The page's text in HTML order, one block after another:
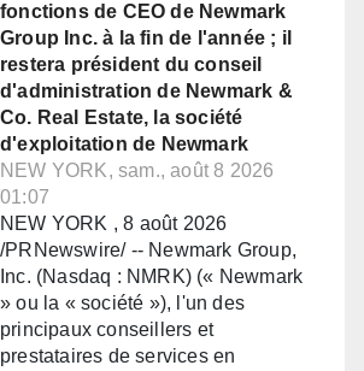
fonctions de CEO de Newmark
Group Inc. à la fin de l'année ; il
restera président du conseil
d'administration de Newmark &
Co. Real Estate, la société
d'exploitation de Newmark
NEW YORK, sam., août 8 2026
01:07
NEW YORK , 8 août 2026
/PRNewswire/ -- Newmark Group,
Inc. (Nasdaq : NMRK) (« Newmark
» ou la « société »), l'un des
principaux conseillers et
prestataires de services en